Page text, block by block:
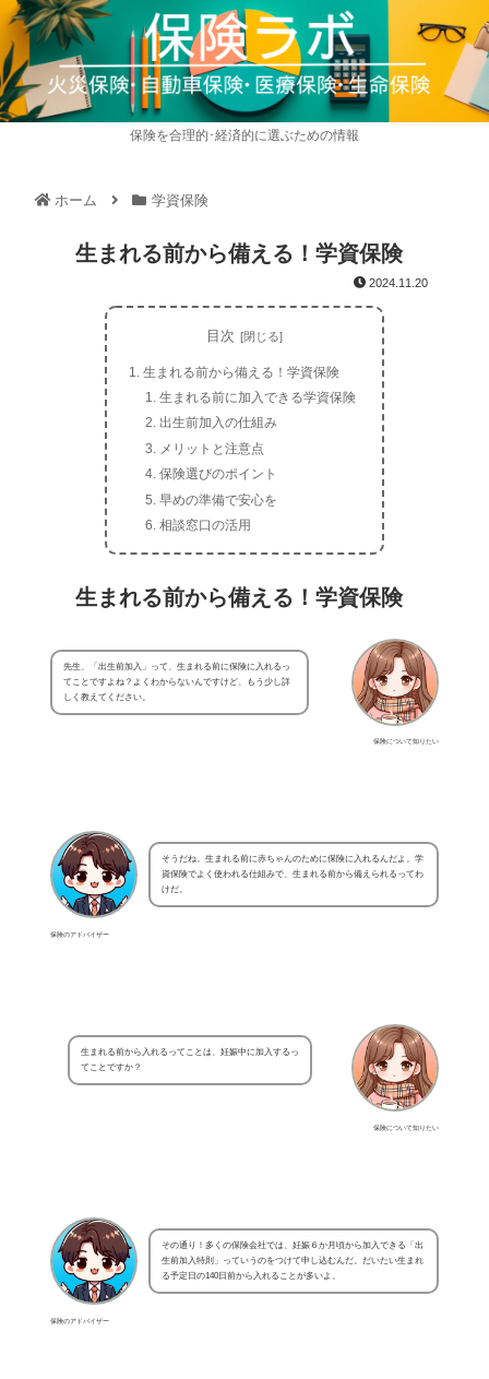
保険を合理的･経済的に選ぶための情報
ホーム 学資保険
生まれる前から備える！学資保険
2024.11.20
目次
生まれる前から備える！学資保険
生まれる前に加入できる学資保険
出生前加入の仕組み
メリットと注意点
保険選びのポイント
早めの準備で安心を
相談窓口の活用
生まれる前から備える！学資保険
保険について知りたい
先生、「出生前加入」って、生まれる前に保険に入れるっ
てことですよね？よくわからないんですけど、もう少し詳
しく教えてください。
保険のアドバイザー
そうだね。生まれる前に赤ちゃんのために保険に入れるんだよ。学
資保険でよく使われる仕組みで、生まれる前から備えられるってわ
けだ。
保険について知りたい
生まれる前から入れるってことは、妊娠中に加入するっ
てことですか？
保険のアドバイザー
その通り！多くの保険会社では、妊娠６か月頃から加入できる「出
生前加入特則」っていうのをつけて申し込むんだ。だいたい生まれ
る予定日の140日前から入れることが多いよ。